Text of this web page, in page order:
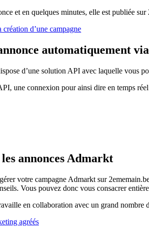
et en quelques minutes, elle est publiée sur
d’une campagne
automatiquement
d’une solution API avec laquelle vous
une connexion pour ainsi dire en temps
annonces Admarkt
votre campagne Admarkt sur
Vous pouvez donc vous consacrer
en collaboration avec un grand nombre
agréés